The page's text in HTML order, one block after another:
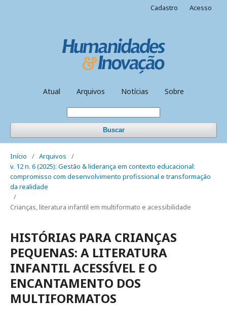
Atual Arquivos Notícias Sobre
Buscar
Cadastro Acesso
Início / Arquivos
/
v. 12 n. 6 (2025): Gestão & liderança em contexto educacional:
compromisso com desenvolvimento profissional e transformação
da realidade
/
Crianças, literatura infantil em multiformato e acessibilidade
HISTÓRIAS PARA CRIANÇAS
PEQUENAS: A LITERATURA
INFANTIL ACESSÍVEL E O
ENCANTAMENTO DOS
MULTIFORMATOS